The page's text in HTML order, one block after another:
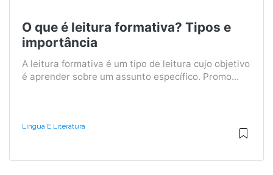
O que é leitura formativa? Tipos e
importância
A leitura formativa é um tipo de leitura cujo objetivo
é aprender sobre um assunto específico. Promo...
Língua E Literatura